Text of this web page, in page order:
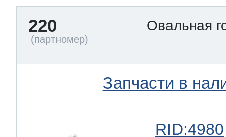
220 Овальная
Запчасти в
RID:4980